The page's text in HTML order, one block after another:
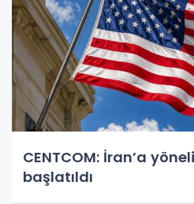
CENTCOM: İran’a
başlatıldı